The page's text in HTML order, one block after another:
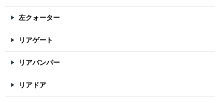
左クォーター
リアゲート
リアバンパー
リアドア